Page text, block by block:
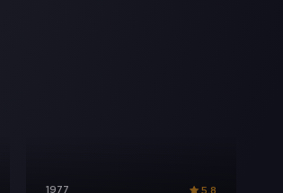
1977